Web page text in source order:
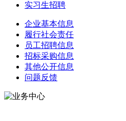
实习生招聘
企业基本信息
履行社会责任
员工招聘信息
招标采购信息
其他公开信息
问题反馈